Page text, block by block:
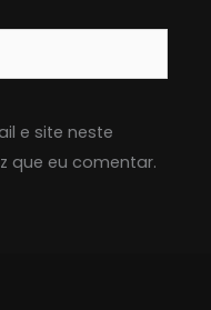
e site neste
que eu comentar.